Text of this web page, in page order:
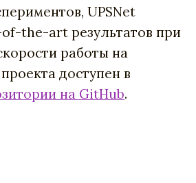
UPSNet
the-art результатов при
работы на
доступен в
на GitHub.